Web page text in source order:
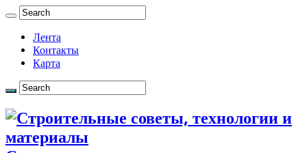
Лента
Контакты
Карта